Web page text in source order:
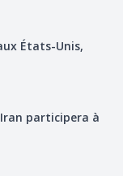
États-Unis,
participera à